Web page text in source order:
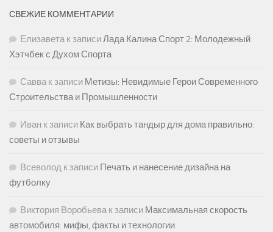
СВЕЖИЕ КОММЕНТАРИИ
Елизаветак записиЛада Калина Спорт 2: Молодежный
Хэтчбек с Духом Спорта
Саввак записи Метизы: Невидимые Герои Современного
Строительства и Промышленности
Иван к записи Как выбрать тандыр для дома правильно:
советы и отзывы
Всеволод к записи Печать и нанесение дизайна на
футболку
Виктория Воробьевак записи Максимальная скорость
автомобиля: мифы, факты и технологии